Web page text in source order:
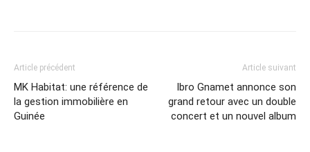
Article précédent
MK Habitat: une référence de
la gestion immobilière en
Guinée
Article suivant
Ibro Gnamet annonce son
grand retour avec un double
concert et un nouvel album